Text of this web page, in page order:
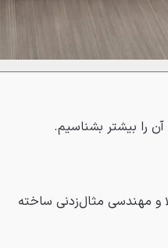
را بیشتر بشناسیم.
و مهندسی مثال‌زدنی ساخته